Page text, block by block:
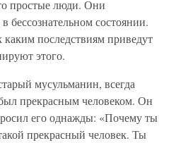
простые люди. Они
бессознательном состоянии.
последствиям приведут
этого.
мусульманин, всегда
прекрасным человеком. Он
его однажды: «Почему ты
прекрасный человек. Ты